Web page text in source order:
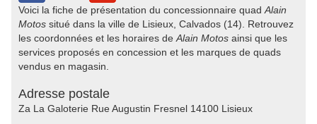
Voici la fiche de présentation du concessionnaire quad Alain
Motos situé dans la ville de Lisieux, Calvados (14). Retrouvez
les coordonnées et les horaires de Alain Motos ainsi que les
services proposés en concession et les marques de quads
vendus en magasin.
Adresse postale
Za La Galoterie Rue Augustin Fresnel 14100 Lisieux